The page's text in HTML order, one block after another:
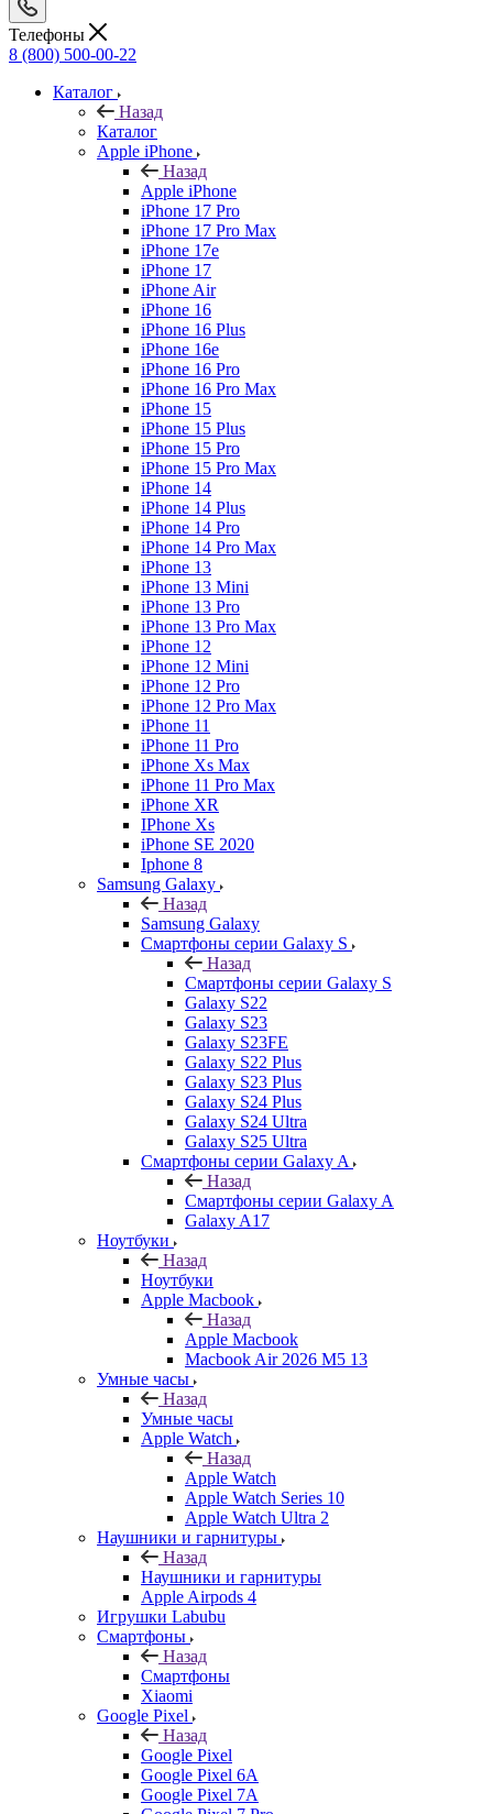
Телефоны
8 (800) 500-00-22
Каталог
Назад
Каталог
Apple iPhone
Назад
Apple iPhone
iPhone 17 Pro
iPhone 17 Pro Max
iPhone 17e
iPhone 17
iPhone Air
iPhone 16
iPhone 16 Plus
iPhone 16e
iPhone 16 Pro
iPhone 16 Pro Max
iPhone 15
iPhone 15 Plus
iPhone 15 Pro
iPhone 15 Pro Max
iPhone 14
iPhone 14 Plus
iPhone 14 Pro
iPhone 14 Pro Max
iPhone 13
iPhone 13 Mini
iPhone 13 Pro
iPhone 13 Pro Max
iPhone 12
iPhone 12 Mini
iPhone 12 Pro
iPhone 12 Pro Max
iPhone 11
iPhone 11 Pro
iPhone Xs Max
iPhone 11 Pro Max
iPhone XR
IPhone Xs
iPhone SE 2020
Iphone 8
Samsung Galaxy
Назад
Samsung Galaxy
Смартфоны серии Galaxy S
Назад
Смартфоны серии Galaxy S
Galaxy S22
Galaxy S23
Galaxy S23FE
Galaxy S22 Plus
Galaxy S23 Plus
Galaxy S24 Plus
Galaxy S24 Ultra
Galaxy S25 Ultra
Смартфоны серии Galaxy A
Назад
Смартфоны серии Galaxy A
Galaxy A17
Ноутбуки
Назад
Ноутбуки
Apple Macbook
Назад
Apple Macbook
Macbook Air 2026 M5 13
Умные часы
Назад
Умные часы
Apple Watch
Назад
Apple Watch
Apple Watch Series 10
Apple Watch Ultra 2
Наушники и гарнитуры
Назад
Наушники и гарнитуры
Apple Airpods 4
Игрушки Labubu
Смартфоны
Назад
Смартфоны
Xiaomi
Google Pixel
Назад
Google Pixel
Google Pixel 6A
Google Pixel 7А